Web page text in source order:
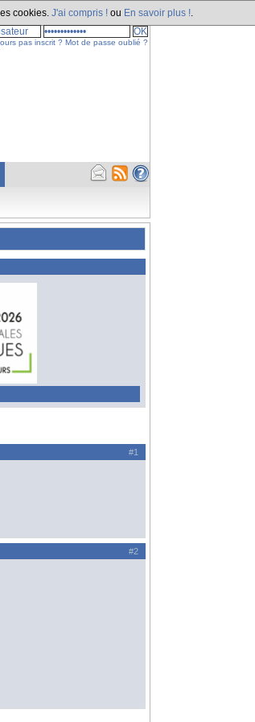
cookies. J'ai compris ! ou En savoir plus !
pas inscrit ? Mot de passe oublié ?
#1
#2